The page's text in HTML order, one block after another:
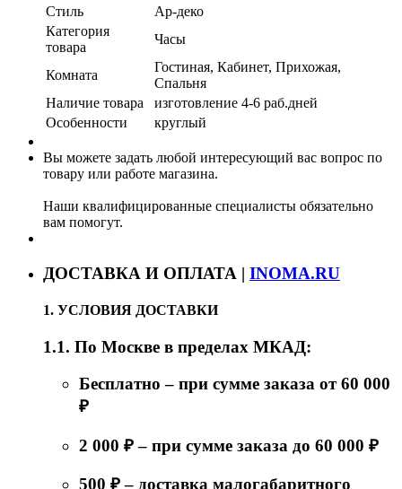
Стиль
Ар-деко
Категория
товара
Часы
Комната
Гостиная, Кабинет, Прихожая,
Спальня
Наличие товара
изготовление 4-6 раб.дней
Особенности
круглый
Вы можете задать любой интересующий вас вопрос по
товару или работе магазина.
Наши квалифицированные специалисты обязательно
вам помогут.
ДОСТАВКА И ОПЛАТА | INOMA.RU
1. УСЛОВИЯ ДОСТАВКИ
1.1. По Москве в пределах МКАД:
Бесплатно – при сумме заказа от 60 000
₽
2 000 ₽ – при сумме заказа до 60 000 ₽
500 ₽ – доставка малогабаритного